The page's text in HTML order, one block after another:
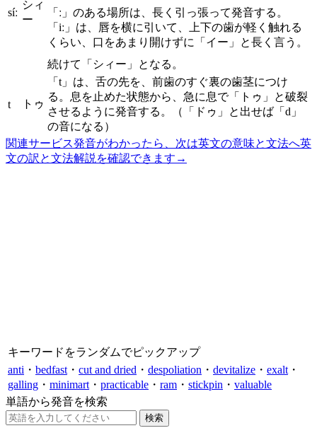
síː
シィ
ー
「ː」のある場所は、長く引っ張って発音する。
「iː」は、唇を横に引いて、上下の歯が軽く触れる
くらい、口をあまり開けずに「イー」と長く言う。
続けて「シィー」となる。
t トゥ
「t」は、舌の先を、前歯のすぐ裏の歯茎につけ
る。息を止めた状態から、急に息で「トゥ」と破裂
させるように発音する。（「ドゥ」と出せば「d」
の音になる）
関連サービス発音がわかったら、次は英文の意味と文法へ英
文の訳と文法解説を確認できます →
キーワードをランダムでピックアップ
anti ・ bedfast ・ cut and dried ・ despoliation ・ devitalize ・ exalt ・
galling ・ minimart ・ practicable ・ ram ・ stickpin ・ valuable
単語から発音を検索